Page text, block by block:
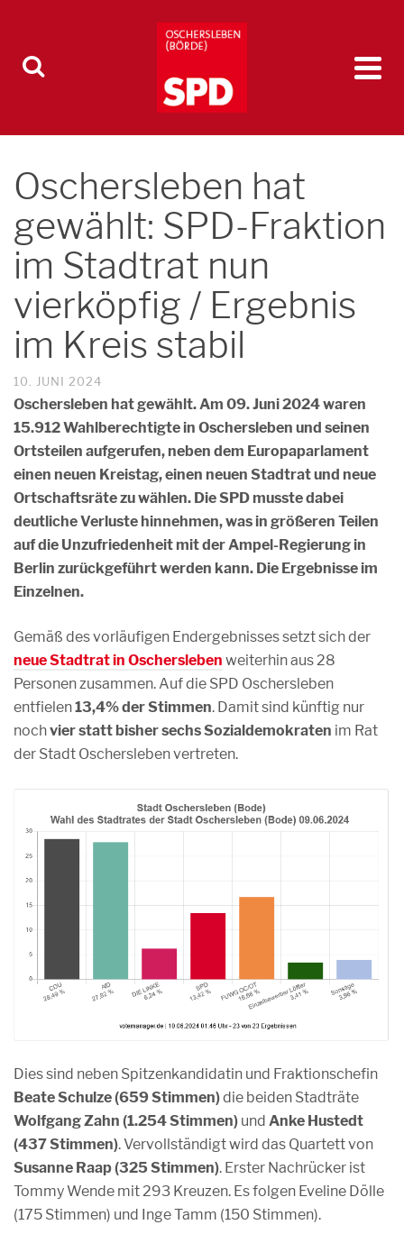
Oschersleben hat
gewählt: SPD-Fraktion
im Stadtrat nun
vierköpfig / Ergebnis
im Kreis stabil
10. JUNI 2024
Oschersleben hat gewählt. Am 09. Juni 2024 waren
15.912 Wahlberechtigte in Oschersleben und seinen
Ortsteilen aufgerufen, neben dem Europaparlament
einen neuen Kreistag, einen neuen Stadtrat und neue
Ortschaftsräte zu wählen. Die SPD musste dabei
deutliche Verluste hinnehmen, was in größeren Teilen
auf die Unzufriedenheit mit der Ampel-Regierung in
Berlin zurückgeführt werden kann. Die Ergebnisse im
Einzelnen.
Gemäß des vorläufigen Endergebnisses setzt sich der
neue Stadtrat in Oschersleben weiterhin aus 28
Personen zusammen. Auf die SPD Oschersleben
entfielen13,4% der Stimmen. Damit sind künftig nur
nochvier statt bisher sechs Sozialdemokraten im Rat
der Stadt Oschersleben vertreten.
Dies sind neben Spitzenkandidatin und Fraktionschefin
Beate Schulze (659 Stimmen)die beiden Stadträte
Wolfgang Zahn (1.254 Stimmen) und Anke Hustedt
(437 Stimmen). Vervollständigt wird das Quartett von
Susanne Raap (325 Stimmen). Erster Nachrücker ist
Tommy Wende mit 293 Kreuzen. Es folgen Eveline Dölle
(175 Stimmen) und Inge Tamm (150 Stimmen).